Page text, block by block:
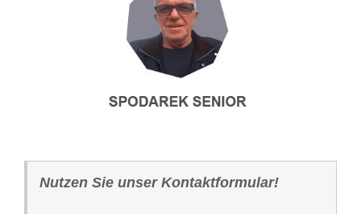
Nutzen Sie unser Kontaktformular!